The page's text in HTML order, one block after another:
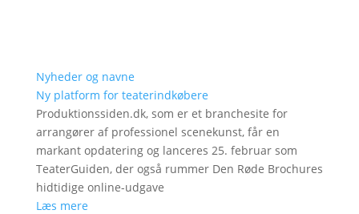
Nyheder og navne
Ny platform for teaterindkøbere
Produktionssiden.dk, som er et branchesite for
arrangører af professionel scenekunst, får en
markant opdatering og lanceres 25. februar som
TeaterGuiden, der også rummer Den Røde Brochures
hidtidige online-udgave
Læs mere